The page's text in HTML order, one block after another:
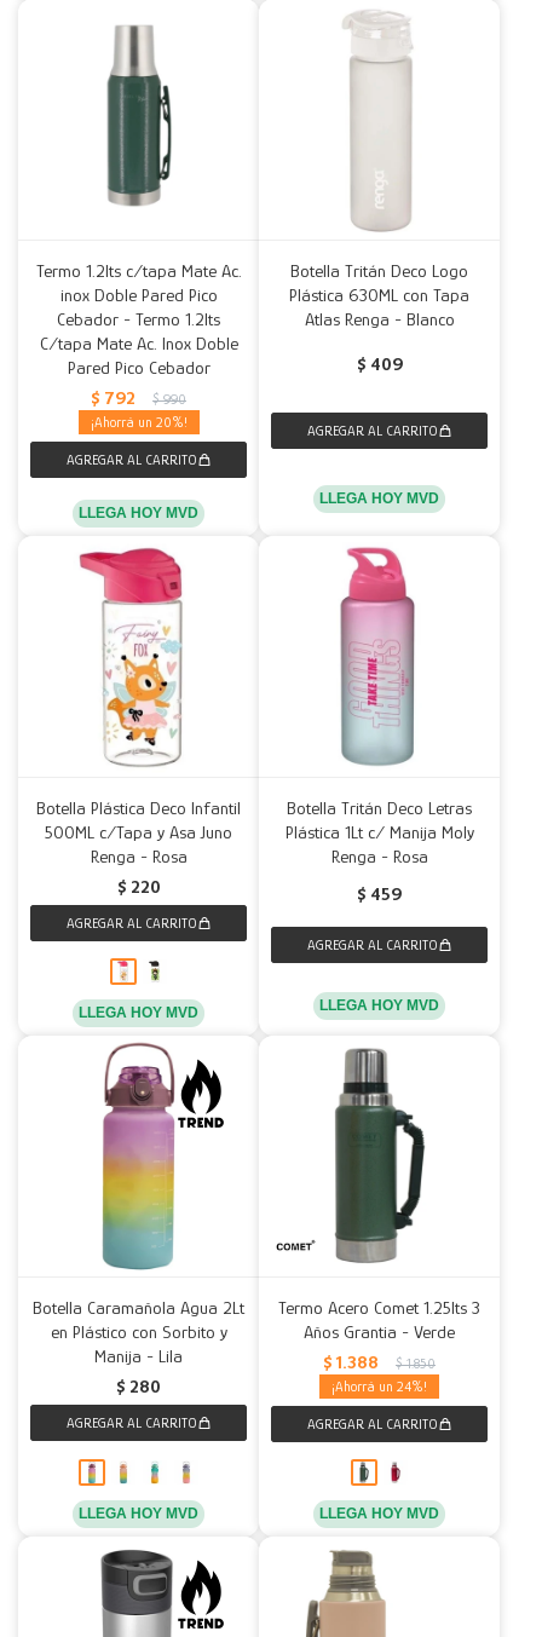
Termo 1.2lts c/tapa Mate Ac.
inox Doble Pared Pico
Cebador - Termo 1.2lts
C/tapa Mate Ac. Inox Doble
Pared Pico Cebador
$ 792 $ 990
20
LLEGA HOY MVD
Botella Tritán Deco Logo
Plástica 630ML con Tapa
Atlas Renga - Blanco
$ 409
LLEGA HOY MVD
Botella Plástica Deco Infantil
500ML c/Tapa y Asa Juno
Renga - Rosa
$ 220
LLEGA HOY MVD
Botella Tritán Deco Letras
Plástica 1Lt c/ Manija Moly
Renga - Rosa
$ 459
LLEGA HOY MVD
Botella Caramañola Agua 2Lt
en Plástico con Sorbito y
Manija - Lila
$ 280
LLEGA HOY MVD
Termo Acero Comet 1.25lts 3
Años Grantia - Verde
$ 1.388 $ 1.850
24
LLEGA HOY MVD